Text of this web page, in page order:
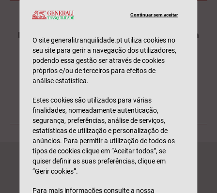
Nos primeiros quatro meses do ano de 2025, a
PSP registou 623 sinistros
com utilizadores de velocípedes e trotinetes
Fonte:Diário de Notícias
Continuar sem aceitar
O site generalitranquilidade.pt utiliza cookies no
seu site para gerir a navegação dos utilizadores,
podendo essa gestão ser através de cookies
próprios e/ou de terceiros para efeitos de
análise estatística.
Estes cookies são utilizados para várias
finalidades, nomeadamente autenticação,
segurança, preferências, análise de serviços,
estatísticas de utilização e personalização de
anúncios. Para permitir a utilização de todos os
tipos de cookies clique em “Aceitar todos”, se
quiser definir as suas preferências, clique em
“Gerir cookies”.
Para mais informaçõesconsulte a nossa